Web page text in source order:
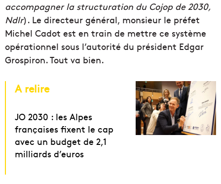
accompagner la structuration du Cojop de 2030,
Ndlr). Le directeur général, monsieur le préfet
Michel Cadot est en train de mettre ce système
opérationnel sous l’autorité du président Edgar
Grospiron. Tout va bien.
A relire
JO 2030 : les Alpes
françaises fixent le cap
avec un budget de 2,1
milliards d’euros